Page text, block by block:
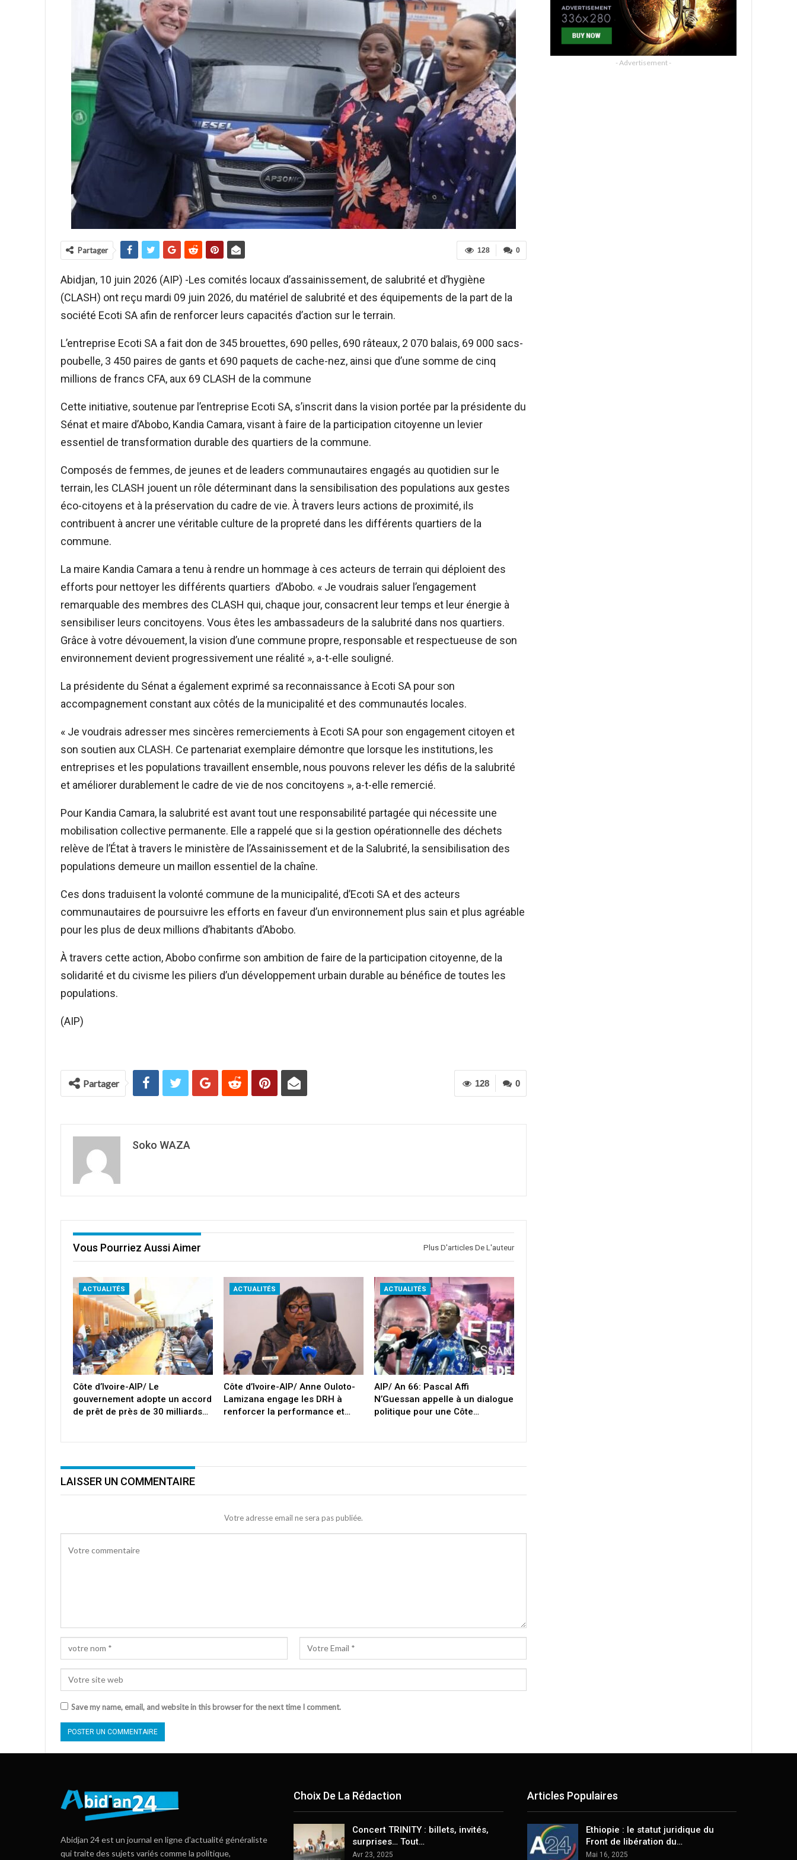
0
128
Partager
Abidjan, 10 juin 2026 (AIP) -Les comités locaux d’assainissement, de salubrité et d’hygiène
(CLASH) ont reçu mardi 09 juin 2026, du matériel de salubrité et des équipements de la part de la
société Ecoti SA afin de renforcer leurs capacités d’action sur le terrain.
L’entreprise Ecoti SA a fait don de 345 brouettes, 690 pelles, 690 râteaux, 2 070 balais, 69 000 sacs-
poubelle, 3 450 paires de gants et 690 paquets de cache-nez, ainsi que d’une somme de cinq
millions de francs CFA, aux 69 CLASH de la commune
Cette initiative, soutenue par l’entreprise Ecoti SA, s’inscrit dans la vision portée par la présidente du
Sénat et maire d’Abobo, Kandia Camara, visant à faire de la participation citoyenne un levier
essentiel de transformation durable des quartiers de la commune.
Composés de femmes, de jeunes et de leaders communautaires engagés au quotidien sur le
terrain, les CLASH jouent un rôle déterminant dans la sensibilisation des populations aux gestes
éco-citoyens et à la préservation du cadre de vie. À travers leurs actions de proximité, ils
contribuent à ancrer une véritable culture de la propreté dans les différents quartiers de la
commune.
La maire Kandia Camara a tenu à rendre un hommage à ces acteurs de terrain qui déploient des
efforts pour nettoyer les différents quartiers d’Abobo. « Je voudrais saluer l’engagement
remarquable des membres des CLASH qui, chaque jour, consacrent leur temps et leur énergie à
sensibiliser leurs concitoyens. Vous êtes les ambassadeurs de la salubrité dans nos quartiers.
Grâce à votre dévouement, la vision d’une commune propre, responsable et respectueuse de son
environnement devient progressivement une réalité », a-t-elle souligné.
La présidente du Sénat a également exprimé sa reconnaissance à Ecoti SA pour son
accompagnement constant aux côtés de la municipalité et des communautés locales.
« Je voudrais adresser mes sincères remerciements à Ecoti SA pour son engagement citoyen et
son soutien aux CLASH. Ce partenariat exemplaire démontre que lorsque les institutions, les
entreprises et les populations travaillent ensemble, nous pouvons relever les défis de la salubrité
et améliorer durablement le cadre de vie de nos concitoyens », a-t-elle remercié.
Pour Kandia Camara, la salubrité est avant tout une responsabilité partagée qui nécessite une
mobilisation collective permanente. Elle a rappelé que si la gestion opérationnelle des déchets
relève de l’État à travers le ministère de l’Assainissement et de la Salubrité, la sensibilisation des
populations demeure un maillon essentiel de la chaîne.
Ces dons traduisent la volonté commune de la municipalité, d’Ecoti SA et des acteurs
communautaires de poursuivre les efforts en faveur d’un environnement plus sain et plus agréable
pour les plus de deux millions d’habitants d’Abobo.
À travers cette action, Abobo confirme son ambition de faire de la participation citoyenne, de la
solidarité et du civisme les piliers d’un développement urbain durable au bénéfice de toutes les
populations.
(AIP)
0
128
Partager
Soko WAZA
Vous Pourriez Aussi Aimer Plus D'articles De L'auteur
ACTUALITÉS
Côte d’Ivoire-AIP/ Le
gouvernement adopte un accord
de prêt de près de 30 milliards…
ACTUALITÉS
Côte d’Ivoire-AIP/ Anne Ouloto-
Lamizana engage les DRH à
renforcer la performance et…
ACTUALITÉS
AIP/ An 66: Pascal Affi
N’Guessan appelle à un dialogue
politique pour une Côte…
LAISSER UN COMMENTAIRE
Votre adresse email ne sera pas publiée.
Save my name, email, and website in this browser for the next time I comment.
- Advertisement -
Abidjan 24 est un journal en ligne d'actualité généraliste
qui traite des sujets variés comme la politique,
Choix De La Rédaction
Concert TRINITY : billets, invités,
surprises… Tout…
Avr 23, 2025
Articles Populaires
Ethiopie : le statut juridique du
Front de libération du…
Mai 16, 2025